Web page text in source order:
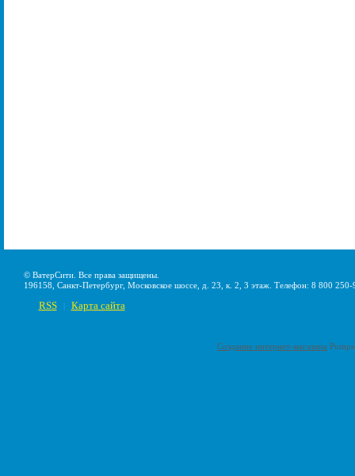
© ВатерСити. Все права защищены.
196158, Санкт-Петербург, Московское шоссе, д. 23, к. 2, 3 этаж. Телефон: 8 800
RSS Карта сайта
Создание интернет-магазина